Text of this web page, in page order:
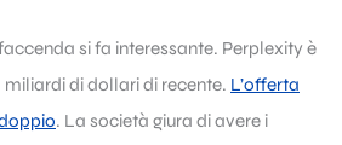
si fa interessante. Perplexity è
di dollari di recente. L’offerta
. La società giura di avere i